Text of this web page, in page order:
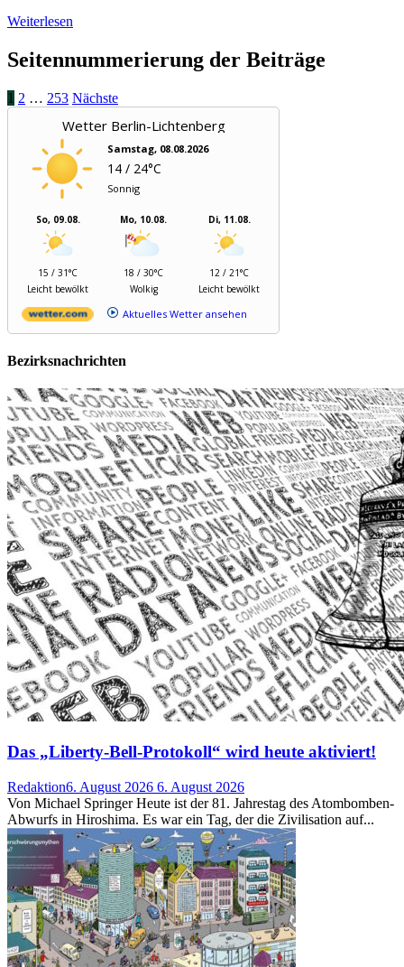
Weiterlesen
Seitennummerierung der Beiträge
1 2 … 253 Nächste
Wetter Berlin-Lichtenberg
Samstag, 08.08.2026
14 / 24°C
Sonnig
So, 09.08.
15 / 31°C
Leicht bewölkt
Mo, 10.08.
18 / 30°C
Wolkig
Di, 11.08.
12 / 21°C
Leicht bewölkt
Aktuelles Wetter ansehen
Bezirksnachrichten
Das „Liberty-Bell-Protokoll“ wird heute aktiviert!
Redaktion6. August 2026 6. August 2026
Von Michael Springer Heute ist der 81. Jahrestag des Atombomben-
Abwurfs in Hiroshima. Es war ein Tag, der die Zivilisation auf...